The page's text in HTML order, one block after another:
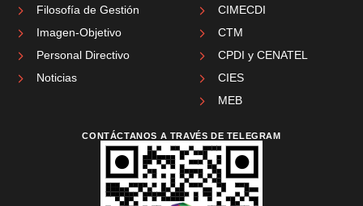
Filosofía de Gestión
Imagen-Objetivo
Personal Directivo
Noticias
CIMECDI
CTM
CPDI y CENATEL
CIES
MEB
CONTÁCTANOS A TRAVÉS DE TELEGRAM